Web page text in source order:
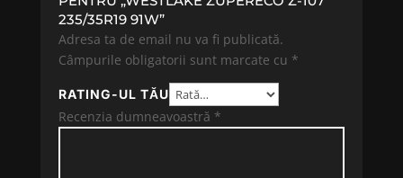
235/35R19 91W”
Adresa ta de email nu va fi publicată.
Câmpurile obligatorii sunt marcate cu *
RATING-UL TĂU
Recenzia dumneavoastră *